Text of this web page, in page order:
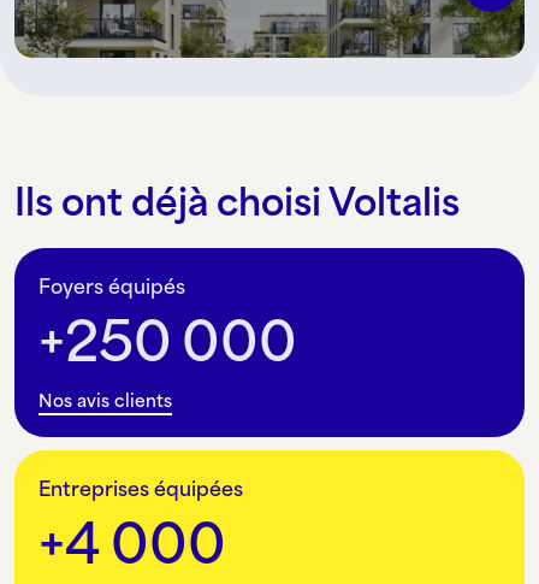
Ils ont déjà choisi Voltalis
Foyers équipés
250 000
Nos avis clients
Entreprises équipées
4 000